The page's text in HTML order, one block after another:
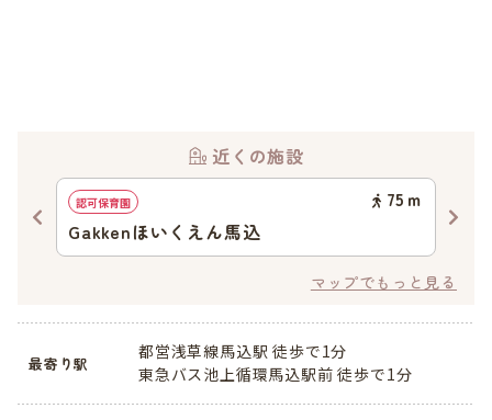
近くの施設
認可保育園 75 ｍ
Gakkenほいくえん馬込
マップでもっと見る
最寄り駅
都営浅草線馬込駅 徒歩で1分
東急バス池上循環馬込駅前 徒歩で1分